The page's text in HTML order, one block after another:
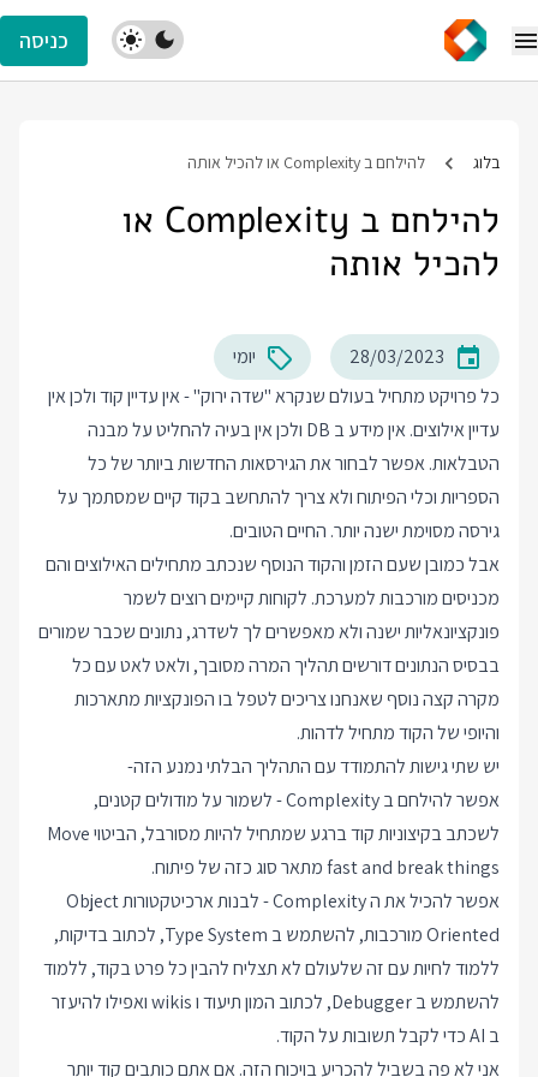
כניסה
בלוג להילחם ב Complexity או להכיל אותה
להילחם ב Complexity או
להכיל אותה
28/03/2023
יומי
כל פרויקט מתחיל בעולם שנקרא "שדה ירוק" - אין עדיין קוד ולכן אין
עדיין אילוצים. אין מידע ב DB ולכן אין בעיה להחליט על מבנה
הטבלאות. אפשר לבחור את הגירסאות החדשות ביותר של כל
הספריות וכלי הפיתוח ולא צריך להתחשב בקוד קיים שמסתמך על
גירסה מסוימת ישנה יותר. החיים הטובים.
אבל כמובן שעם הזמן והקוד הנוסף שנכתב מתחילים האילוצים והם
מכניסים מורכבות למערכת. לקוחות קיימים רוצים לשמר
פונקציונאליות ישנה ולא מאפשרים לך לשדרג, נתונים שכבר שמורים
בבסיס הנתונים דורשים תהליך המרה מסובך, ולאט לאט עם כל
מקרה קצה נוסף שאנחנו צריכים לטפל בו הפונקציות מתארכות
והיופי של הקוד מתחיל לדהות.
יש שתי גישות להתמודד עם התהליך הבלתי נמנע הזה-
אפשר להילחם ב Complexity - לשמור על מודולים קטנים,
לשכתב בקיצוניות קוד ברגע שמתחיל להיות מסורבל, הביטוי Move
fast and break things מתאר סוג כזה של פיתוח.
אפשר להכיל את ה Complexity - לבנות ארכיטקטורות Object
Oriented מורכבות, להשתמש ב Type System, לכתוב בדיקות,
ללמוד לחיות עם זה שלעולם לא תצליח להבין כל פרט בקוד, ללמוד
להשתמש ב Debugger, לכתוב המון תיעוד ו wikis ואפילו להיעזר
ב AI כדי לקבל תשובות על הקוד.
אני לא פה בשביל להכריע בויכוח הזה. אם אתם כותבים קוד יותר